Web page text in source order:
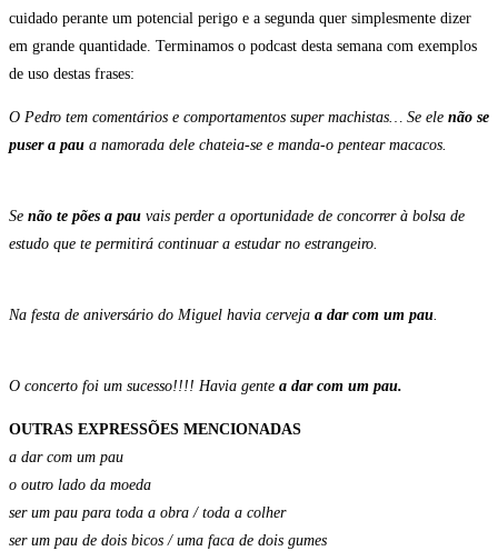
cuidado perante um potencial perigo e a segunda quer simplesmente dizer
em grande quantidade. Terminamos o podcast desta semana com exemplos
de uso destas frases:
O Pedro tem comentários e comportamentos super machistas… Se ele não se
puser a pau a namorada dele chateia-se e manda-o pentear macacos.
Se não te pões a pau vais perder a oportunidade de concorrer à bolsa de
estudo que te permitirá continuar a estudar no estrangeiro.
Na festa de aniversário do Miguel havia cerveja a dar com um pau.
O concerto foi um sucesso!!!! Havia gente a dar com um pau.
OUTRAS EXPRESSÕES MENCIONADAS
a dar com um pau
o outro lado da moeda
ser um pau para toda a obra / toda a colher
ser um pau de dois bicos / uma faca de dois gumes